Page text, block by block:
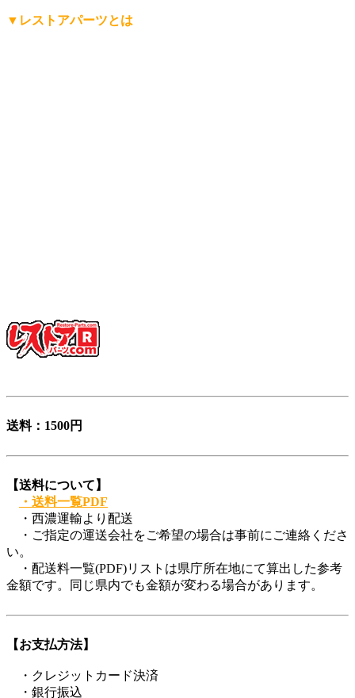
▼レストアパーツとは
送料：1500円
【送料について】
・送料一覧PDF
・西濃運輸より配送
・ご指定の運送会社をご希望の場合は事前にご連絡くださ
い。
・配送料一覧(PDF)リストは県庁所在地にて算出した参考
金額です。同じ県内でも金額が変わる場合があります。
【お支払方法】
・クレジットカード決済
・銀行振込